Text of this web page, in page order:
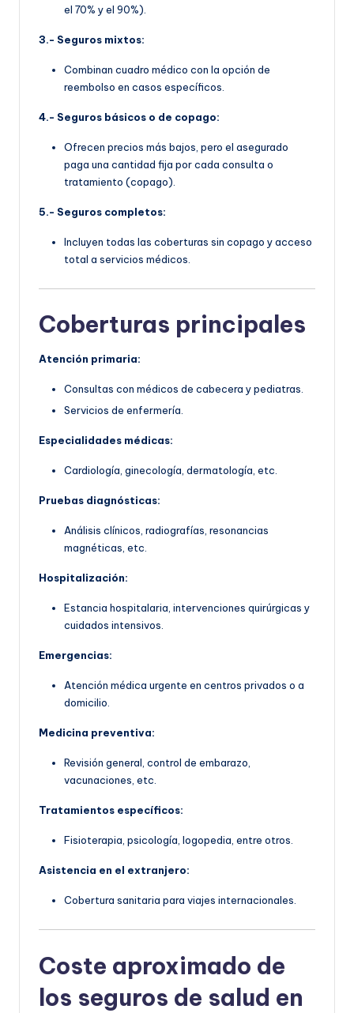
el 70% y el 90%).
3.- Seguros mixtos:
Combinan cuadro médico con la opción de
reembolso en casos específicos.
4.- Seguros básicos o de copago:
Ofrecen precios más bajos, pero el asegurado
paga una cantidad fija por cada consulta o
tratamiento (copago).
5.- Seguros completos:
Incluyen todas las coberturas sin copago y acceso
total a servicios médicos.
Coberturas principales
Atención primaria:
Consultas con médicos de cabecera y pediatras.
Servicios de enfermería.
Especialidades médicas:
Cardiología, ginecología, dermatología, etc.
Pruebas diagnósticas:
Análisis clínicos, radiografías, resonancias
magnéticas, etc.
Hospitalización:
Estancia hospitalaria, intervenciones quirúrgicas y
cuidados intensivos.
Emergencias:
Atención médica urgente en centros privados o a
domicilio.
Medicina preventiva:
Revisión general, control de embarazo,
vacunaciones, etc.
Tratamientos específicos:
Fisioterapia, psicología, logopedia, entre otros.
Asistencia en el extranjero:
Cobertura sanitaria para viajes internacionales.
Coste aproximado de
los seguros de salud en